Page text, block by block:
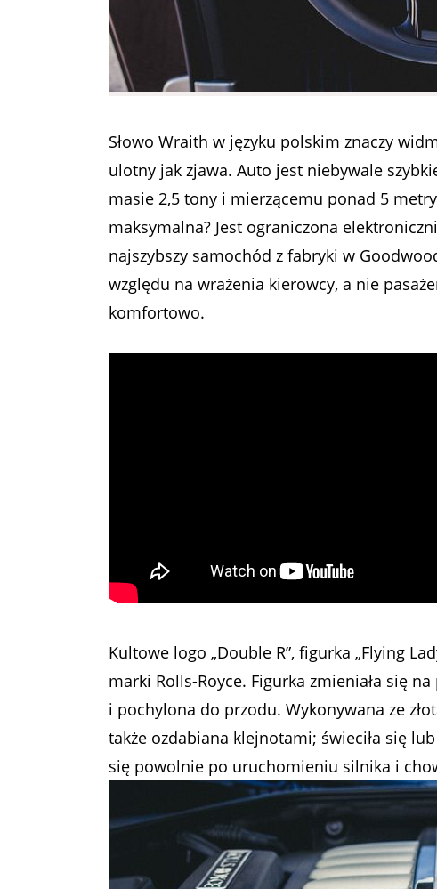
Słowo Wraith w języku polskim znaczy
ulotny jak zjawa. Auto jest niebywale
masie 2,5 tony i mierzącemu ponad 5
maksymalna? Jest ograniczona
najszybszy samochód z fabryki w
względu na wrażenia kierowcy, a nie
komfortowo.
Kultowe logo „Double R”, figurka „Flying
marki Rolls-Royce. Figurka zmieniała się
i pochylona do przodu. Wykonywana ze
także ozdabiana klejnotami; świeciła się
się powolnie po uruchomieniu silnika i